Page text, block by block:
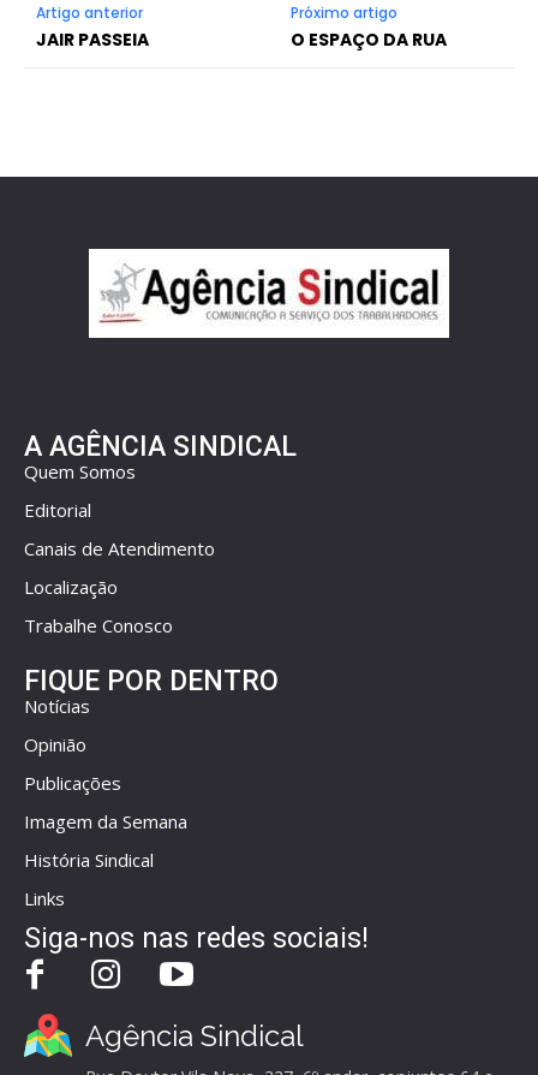
Artigo anterior
JAIR PASSEIA
Próximo artigo
O ESPAÇO DA RUA
A AGÊNCIA SINDICAL
Quem Somos
Editorial
Canais de Atendimento
Localização
Trabalhe Conosco
FIQUE POR DENTRO
Notícias
Opinião
Publicações
Imagem da Semana
História Sindical
Links
Siga-nos nas redes sociais!
Agência Sindical